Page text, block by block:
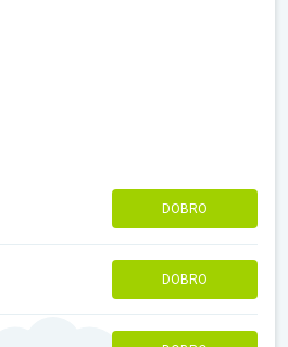
DOBRO
DOBRO